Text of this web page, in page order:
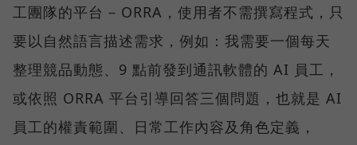
工團隊的平台 – ORRA，使用者不需撰寫程式，只
要以自然語言描述需求，例如：我需要一個每天
整理競品動態、9 點前發到通訊軟體的 AI 員工，
或依照 ORRA 平台引導回答三個問題，也就是 AI
員工的權責範圍、日常工作內容及角色定義，